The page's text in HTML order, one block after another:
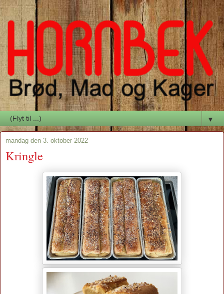
▼
mandag den 3. oktober 2022
Kringle